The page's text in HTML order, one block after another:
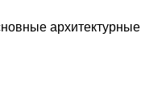
архитектурные